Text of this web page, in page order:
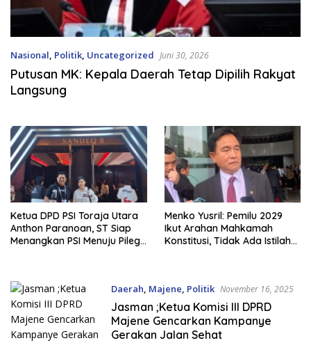
Nasional, Politik, Uncategorized Juni 30, 2026
Putusan MK: Kepala Daerah Tetap Dipilih Rakyat
Langsung
Ketua DPD PSI Toraja Utara
Anthon Paranoan, ST Siap
Menangkan PSI Menuju Pileg
Menko Yusril: Pemilu 2029
Ikut Arahan Mahkamah
Konstitusi, Tidak Ada Istilah
Daerah, Majene, Politik November 16, 2025
Jasman ;Ketua Komisi III DPRD
Majene Gencarkan Kampanye
Gerakan Jalan Sehat